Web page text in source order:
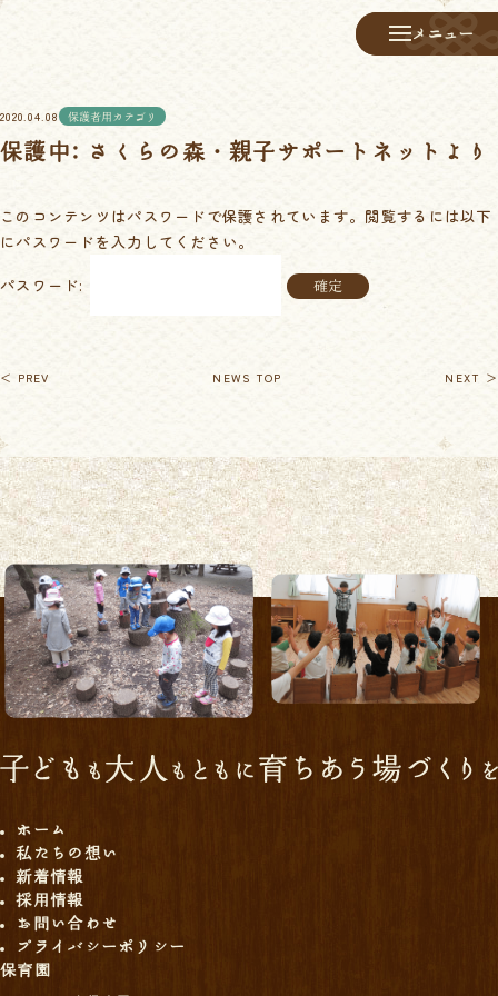
メニュー
メニュー
2020.04.08 保護者用カテゴリ
保護中: さくらの森・親子サポートネットより
このコンテンツはパスワードで保護されています。閲覧するには以下
にパスワードを入力してください。
パスワード:
＜ PREV NEWS TOP NEXT ＞
ホーム
私たちの想い
新着情報
採用情報
お問い合わせ
プライバシーポリシー
保育園